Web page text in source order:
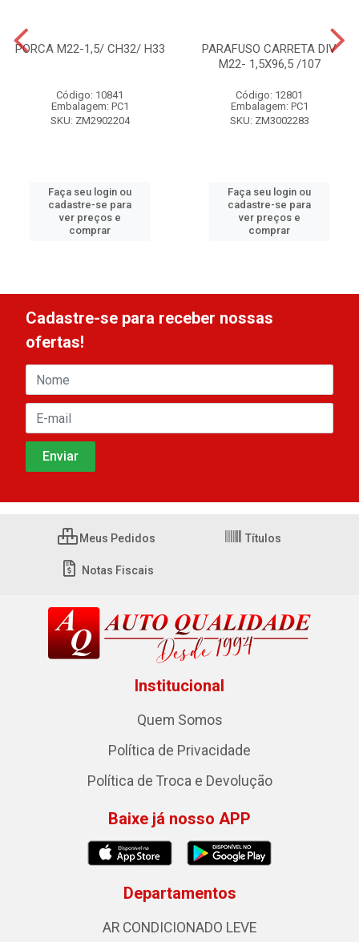
PORCA M22-1,5/ CH32/ H33
Código: 10841
Embalagem: PC1
SKU: ZM2902204
Faça seu login ou
cadastre-se para
ver preços e
comprar
PARAFUSO CARRETA DIV
M22- 1,5X96,5 /107
Código: 12801
Embalagem: PC1
SKU: ZM3002283
Faça seu login ou
cadastre-se para
ver preços e
comprar
Cadastre-se para receber nossas
ofertas!
Meus Pedidos Títulos
Notas Fiscais
Institucional
Quem Somos
Política de Privacidade
Política de Troca e Devolução
Baixe já nosso APP
Departamentos
AR CONDICIONADO LEVE